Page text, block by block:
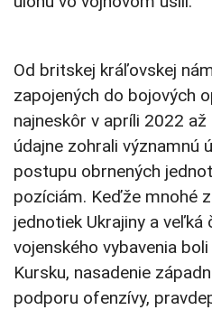
Od britskej kráľovskej
zapojených do bojových
najneskôr v apríli 2022
údajne zohrali významnú
postupu obrnených
pozíciám. Keďže mnohé
jednotiek Ukrajiny a
vojenského vybavenia
Kursku, nasadenie
podporu ofenzívy,